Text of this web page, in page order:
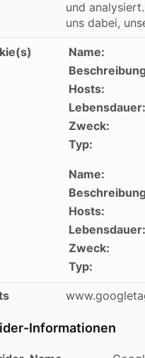
und
uns dabei,
Name:
Hosts:
Lebensdauer:
Zweck:
Typ:
Name:
Hosts:
Lebensdauer:
Zweck:
Typ:
Informationen